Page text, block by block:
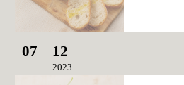
07 12
2023